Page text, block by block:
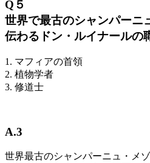
Q５
世界で最古のシャンパーニ
伝わるドン・ルイナールの
1. マフィアの首領
2. 植物学者
3. 修道士
A.3
世界最古のシャンパーニュ・メ